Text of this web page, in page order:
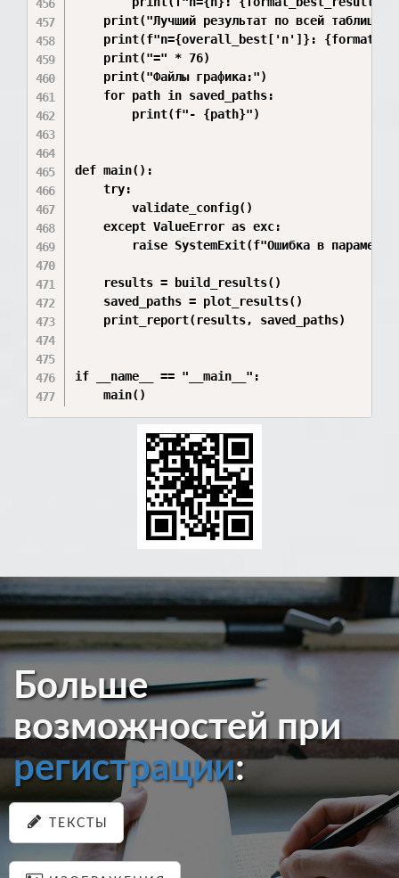
Больше
возможностей при
регистрации:
ТЕКСТЫ